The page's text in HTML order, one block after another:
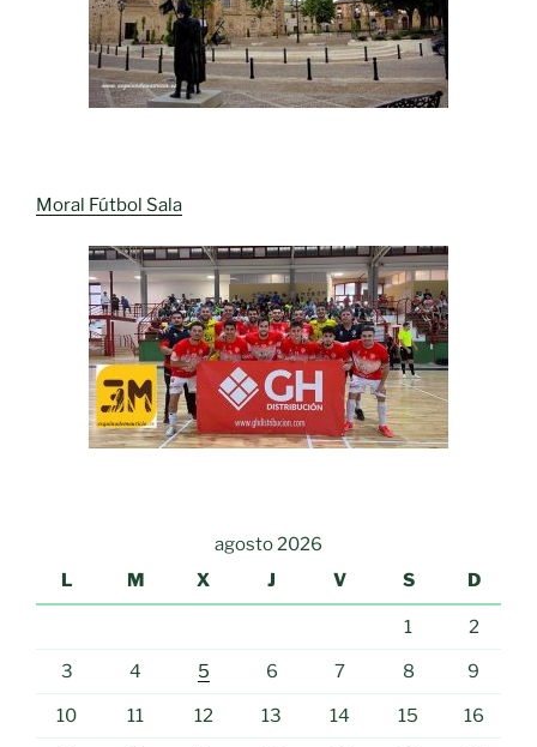
Moral Fútbol Sala
agosto 2026
L
M X J V S D
1 2
3 4 5 6 7 8 9
10 11 12 13 14 15 16